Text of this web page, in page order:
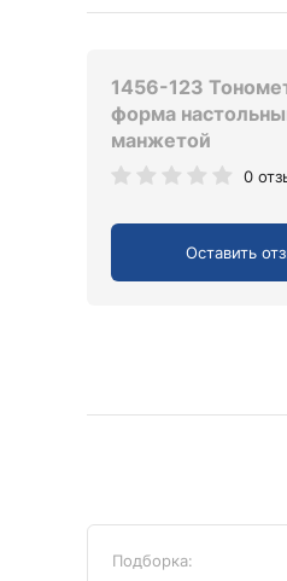
1456-123
форма
манжетой
0
Оставить
Подборка: